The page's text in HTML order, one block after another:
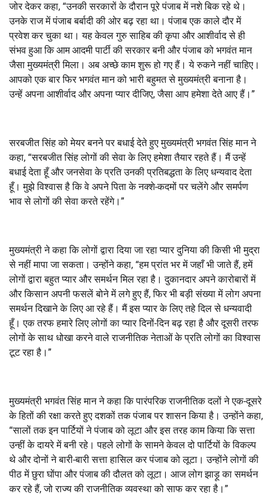
जोर देकर कहा, “उनकी सरकारों के दौरान पूरे पंजाब में नशे बिक रहे थे।
उनके राज में पंजाब बर्बादी की ओर बढ़ रहा था। पंजाब एक काले दौर में
प्रवेश कर चुका था। यह केवल गुरु साहिब की कृपा और आशीर्वाद से ही
संभव हुआ कि आम आदमी पार्टी की सरकार बनी और पंजाब को भगवंत मान
जैसा मुख्यमंत्री मिला। अब अच्छे काम शुरू हो गए हैं। ये रुकने नहीं चाहिए।
आपको एक बार फिर भगवंत मान को भारी बहुमत से मुख्यमंत्री बनाना है।
उन्हें अपना आशीर्वाद और अपना प्यार दीजिए, जैसा आप हमेशा देते आए हैं।”
सरबजीत सिंह को मेयर बनने पर बधाई देते हुए मुख्यमंत्री भगवंत सिंह मान ने
कहा, “सरबजीत सिंह लोगों की सेवा के लिए हमेशा तैयार रहते हैं। मैं उन्हें
बधाई देता हूँ और जनसेवा के प्रति उनकी प्रतिबद्धता के लिए धन्यवाद देता
हूँ। मुझे विश्वास है कि वे अपने पिता के नक्शे-कदमों पर चलेंगे और समर्पण
भाव से लोगों की सेवा करते रहेंगे।”
मुख्यमंत्री ने कहा कि लोगों द्वारा दिया जा रहा प्यार दुनिया की किसी भी मुद्रा
से नहीं मापा जा सकता। उन्होंने कहा, “हम प्रांत भर में जहाँ भी जाते हैं, हमें
लोगों द्वारा बहुत प्यार और समर्थन मिल रहा है। दुकानदार अपने कारोबारों में
और किसान अपनी फसलें बोने में लगे हुए हैं, फिर भी बड़ी संख्या में लोग अपना
समर्थन दिखाने के लिए आ रहे हैं। मैं इस प्यार के लिए तहे दिल से धन्यवादी
हूँ। एक तरफ हमारे लिए लोगों का प्यार दिनों-दिन बढ़ रहा है और दूसरी तरफ
लोगों के साथ धोखा करने वाले राजनीतिक नेताओं के प्रति लोगों का विश्वास
टूट रहा है।”
मुख्यमंत्री भगवंत सिंह मान ने कहा कि पारंपरिक राजनीतिक दलों ने एक-दूसरे
के हितों की रक्षा करते हुए दशकों तक पंजाब पर शासन किया है। उन्होंने कहा,
“सालों तक इन पार्टियों ने पंजाब को लूटा और इस तरह काम किया कि सत्ता
उन्हीं के दायरे में बनी रहे। पहले लोगों के सामने केवल दो पार्टियों के विकल्प
थे और दोनों ने बारी-बारी सत्ता हासिल कर पंजाब को लूटा। उन्होंने लोगों की
पीठ में छुरा घोंपा और पंजाब की दौलत को लूटा। आज लोग झाड़ू का समर्थन
कर रहे हैं, जो राज्य की राजनीतिक व्यवस्था को साफ कर रहा है।”